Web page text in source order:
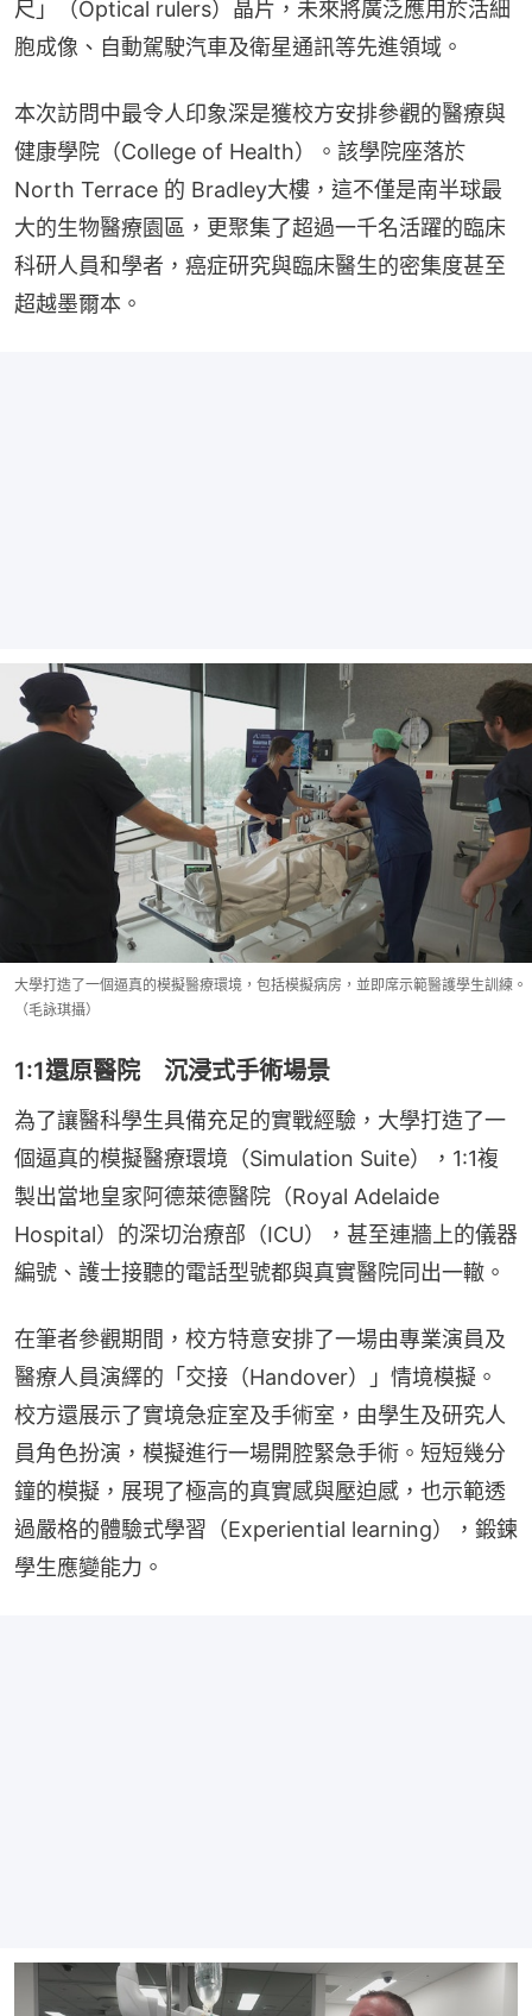
尺」（Optical rulers）晶片，未來將廣泛應用於活細
胞成像、自動駕駛汽車及衛星通訊等先進領域。
本次訪問中最令人印象深是獲校方安排參觀的醫療與
健康學院（College of Health）。該學院座落於
North Terrace 的 Bradley大樓，這不僅是南半球最
大的生物醫療園區，更聚集了超過一千名活躍的臨床
科研人員和學者，癌症研究與臨床醫生的密集度甚至
超越墨爾本。
大學打造了一個逼真的模擬醫療環境，包括模擬病房，並即席示範醫護學生訓練。
（毛詠琪攝）
1:1還原醫院 沉浸式手術場景
為了讓醫科學生具備充足的實戰經驗，大學打造了一
個逼真的模擬醫療環境（Simulation Suite），1:1複
製出當地皇家阿德萊德醫院（Royal Adelaide
Hospital）的深切治療部（ICU），甚至連牆上的儀器
編號、護士接聽的電話型號都與真實醫院同出一轍。
在筆者參觀期間，校方特意安排了一場由專業演員及
醫療人員演繹的「交接（Handover）」情境模擬。
校方還展示了實境急症室及手術室，由學生及研究人
員角色扮演，模擬進行一場開腔緊急手術。短短幾分
鐘的模擬，展現了極高的真實感與壓迫感，也示範透
過嚴格的體驗式學習（Experiential learning），鍛鍊
學生應變能力。